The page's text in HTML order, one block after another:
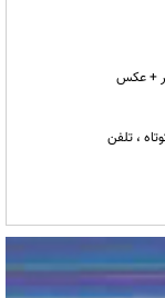
+ عکس
، تلفن